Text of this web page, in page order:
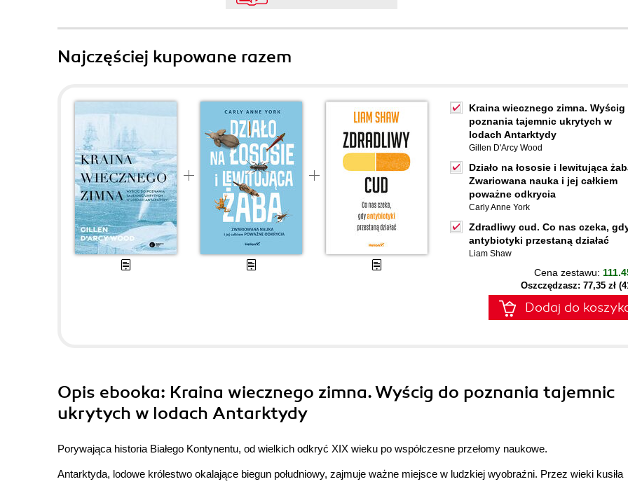
Najczęściej kupowane razem
Kraina wiecznego zimna. Wyścig
poznania tajemnic ukrytych w
lodach Antarktydy
Gillen D'Arcy Wood
Działo na łososie i lewitująca
Zwariowana nauka i jej całkiem
poważne odkrycia
Carly Anne York
Zdradliwy cud. Co nas czeka,
antybiotyki przestaną działać
Liam Shaw
Cena zestawu:
Oszczędzasz: 77,35 zł
Dodaj do
Opis ebooka: Kraina wiecznego zimna. Wyścig do poznania tajemnic
ukrytych w lodach Antarktydy
Porywająca historia Białego Kontynentu, od wielkich odkryć XIX wieku po współczesne przełomy naukowe.
Antarktyda, lodowe królestwo okalające biegun południowy, zajmuje ważne miejsce w ludzkiej wyobraźni. Przez wieki kusiła